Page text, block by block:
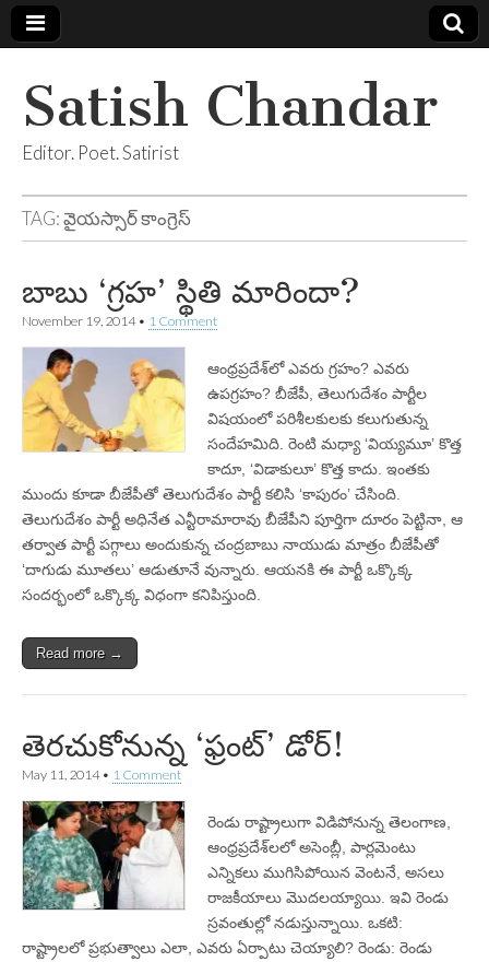
Satish Chandar
Editor. Poet. Satirist
TAG:వైయస్సార్ కాంగ్రెస్
బాబు ‘గ్రహ’ స్థితి మారిందా?
November 19, 2014• 1 Comment
ఆంధ్రప్రదేశ్‌లో ఎవరు గ్రహం? ఎవరు
ఉపగ్రహం? బీజేపీ, తెలుగుదేశం పార్టీల
విషయంలో పరిశీలకులకు కలుగుతున్న
సందేహమిది. రెంటి మధ్యా ‘వియ్యమూ’ కొత్త
కాదూ, ‘విడాకులూ’ కొత్త కాదు. ఇంతకు
ముందు కూడా బీజేపీతో తెలుగుదేశం పార్టీ కలిసి ‘కాపురం’ చేసింది.
తెలుగుదేశం పార్టీ అధినేత ఎన్టీరామారావు బీజేపీని పూర్తిగా దూరం పెట్టినా, ఆ
తర్వాత పార్టీ పగ్గాలు అందుకున్న చంద్రబాబు నాయుడు మాత్రం బీజేపీతో
‘దాగుడు మూతలు’ ఆడుతూనే వున్నారు. ఆయనకి ఈ పార్టీ ఒక్కొక్క
సందర్భంలో ఒక్కొక్క విధంగా కనిపిస్తుంది.
Read more →
తెరచుకోనున్న ‘ఫ్రంట్‌’ డోర్‌!
May 11, 2014• 1 Comment
రెండు రాష్ట్రాలుగా విడిపోనున్న తెలంగాణ,
ఆంధ్రప్రదేశ్‌లలో అసెంబ్లీ, పార్లమెంటు
ఎన్నికలు ముగిసిపోయిన వెంటనే, అసలు
రాజకీయాలు మొదలయ్యాయి. ఇవి రెండు
స్రవంతుల్లో నడుస్తున్నాయి. ఒకటి:
రాష్ట్రాలలో ప్రభుత్వాలు ఎలా, ఎవరు ఏర్పాటు చెయ్యాలి? రెండు: రెండు